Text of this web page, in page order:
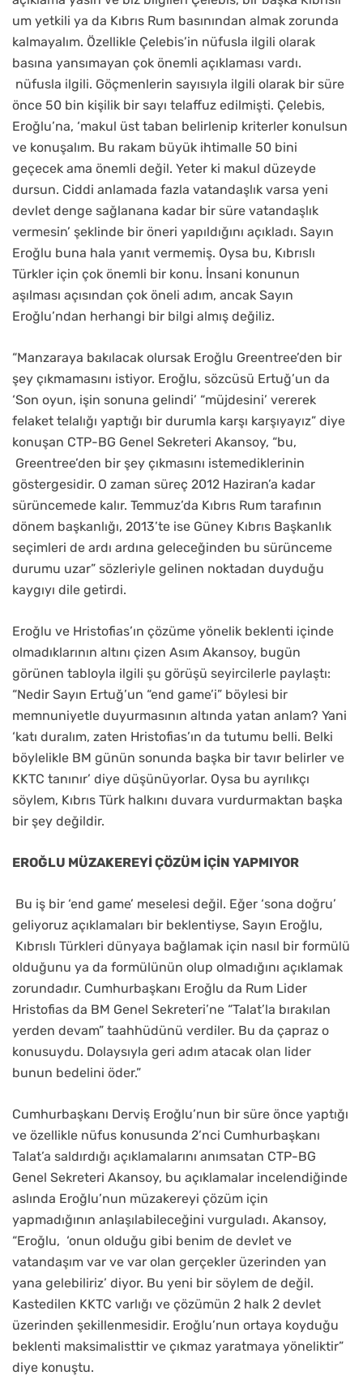
um yetkili ya da Kıbrıs Rum basınından almak zorunda
kalmayalım. Özellikle Çelebis’in nüfusla ilgili olarak
basına yansımayan çok önemli açıklaması vardı.
nüfusla ilgili. Göçmenlerin sayısıyla ilgili olarak bir süre
önce 50 bin kişilik bir sayı telaffuz edilmişti. Çelebis,
Eroğlu’na, ‘makul üst taban belirlenip kriterler konulsun
ve konuşalım. Bu rakam büyük ihtimalle 50 bini
geçecek ama önemli değil. Yeter ki makul düzeyde
dursun. Ciddi anlamada fazla vatandaşlık varsa yeni
devlet denge sağlanana kadar bir süre vatandaşlık
vermesin’ şeklinde bir öneri yapıldığını açıkladı. Sayın
Eroğlu buna hala yanıt vermemiş. Oysa bu, Kıbrıslı
Türkler için çok önemli bir konu. İnsani konunun
aşılması açısından çok öneli adım, ancak Sayın
Eroğlu’ndan herhangi bir bilgi almış değiliz.
“Manzaraya bakılacak olursak Eroğlu Greentree’den bir
şey çıkmamasını istiyor. Eroğlu, sözcüsü Ertuğ’un da
‘Son oyun, işin sonuna gelindi’ “müjdesini’ vererek
felaket telalığı yaptığı bir durumla karşı karşıyayız” diye
konuşan CTP-BG Genel Sekreteri Akansoy, “bu,
Greentree’den bir şey çıkmasını istemediklerinin
göstergesidir. O zaman süreç 2012 Haziran’a kadar
sürüncemede kalır. Temmuz’da Kıbrıs Rum tarafının
dönem başkanlığı, 2013’te ise Güney Kıbrıs Başkanlık
seçimleri de ardı ardına geleceğinden bu sürünceme
durumu uzar” sözleriyle gelinen noktadan duyduğu
kaygıyı dile getirdi.
Eroğlu ve Hristofias’ın çözüme yönelik beklenti içinde
olmadıklarının altını çizen Asım Akansoy, bugün
görünen tabloyla ilgili şu görüşü seyircilerle paylaştı:
“Nedir Sayın Ertuğ’un “end game’i” böylesi bir
memnuniyetle duyurmasının altında yatan anlam? Yani
‘katı duralım, zaten Hristofias’ın da tutumu belli. Belki
böylelikle BM günün sonunda başka bir tavır belirler ve
KKTC tanınır’ diye düşünüyorlar. Oysa bu ayrılıkçı
söylem, Kıbrıs Türk halkını duvara vurdurmaktan başka
bir şey değildir.
EROĞLU MÜZAKEREYİ ÇÖZÜM İÇİN YAPMIYOR
Bu iş bir ‘end game’ meselesi değil. Eğer ‘sona doğru’
geliyoruz açıklamaları bir beklentiyse, Sayın Eroğlu,
Kıbrıslı Türkleri dünyaya bağlamak için nasıl bir formülü
olduğunu ya da formülünün olup olmadığını açıklamak
zorundadır. Cumhurbaşkanı Eroğlu da Rum Lider
Hristofias da BM Genel Sekreteri’ne “Talat’la bırakılan
yerden devam” taahhüdünü verdiler. Bu da çapraz o
konusuydu. Dolaysıyla geri adım atacak olan lider
bunun bedelini öder.”
Cumhurbaşkanı Derviş Eroğlu’nun bir süre önce yaptığı
ve özellikle nüfus konusunda 2’nci Cumhurbaşkanı
Talat’a saldırdığı açıklamalarını anımsatan CTP-BG
Genel Sekreteri Akansoy, bu açıklamalar incelendiğinde
aslında Eroğlu’nun müzakereyi çözüm için
yapmadığının anlaşılabileceğini vurguladı. Akansoy,
“Eroğlu, ‘onun olduğu gibi benim de devlet ve
vatandaşım var ve var olan gerçekler üzerinden yan
yana gelebiliriz’ diyor. Bu yeni bir söylem de değil.
Kastedilen KKTC varlığı ve çözümün 2 halk 2 devlet
üzerinden şekillenmesidir. Eroğlu’nun ortaya koyduğu
beklenti maksimalisttir ve çıkmaz yaratmaya yöneliktir”
diye konuştu.